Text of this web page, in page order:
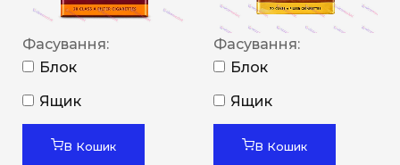
Фасування:
Блок
Ящик
В Кошик
Фасування:
Блок
Ящик
В Кошик